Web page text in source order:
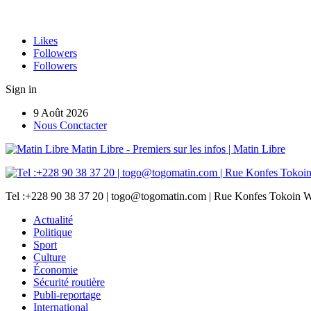
Likes
Followers
Followers
Sign in
9 Août 2026
Nous Conctacter
Matin Libre - Premiers sur les infos | Matin Libre
Tel :+228 90 38 37 20 | togo@togomatin.com | Rue Konfes Tokoin
Actualité
Politique
Sport
Culture
Économie
Sécurité routière
Publi-reportage
International